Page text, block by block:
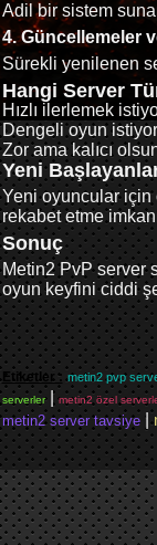
Adil bir sistem
4. Güncellemeler
Sürekli yenilenen
Hangi Server
Hızlı ilerlemek
Dengeli oyun
Zor ama kalıcı
Yeni
Yeni oyuncular için
rekabet etme
Sonuç
Metin2 PvP server
oyun keyfini ciddi
Etiketler : metin2 pvp
serverler|metin2 özel
metin2 server tavsiye|